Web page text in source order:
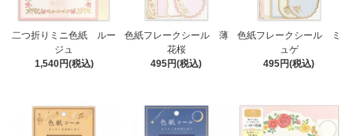
二つ折りミニ色紙 ルー
ジュ
1,540円(税込)
色紙フレークシール 薄
花桜
495円(税込)
色紙フレークシール ミ
ュゲ
495円(税込)